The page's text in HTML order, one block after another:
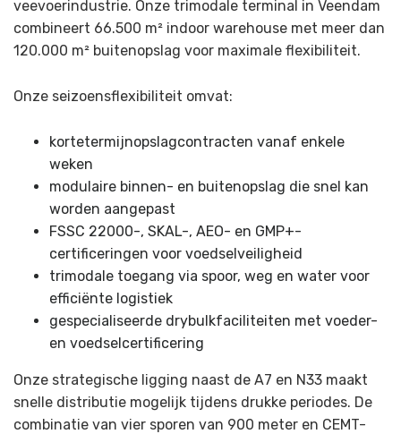
veevoerindustrie. Onze trimodale terminal in Veendam
combineert 66.500 m² indoor warehouse met meer dan
120.000 m² buitenopslag voor maximale flexibiliteit.
Onze seizoensflexibiliteit omvat:
kortetermijnopslagcontracten vanaf enkele
weken
modulaire binnen- en buitenopslag die snel kan
worden aangepast
FSSC 22000-, SKAL-, AEO- en GMP+-
certificeringen voor voedselveiligheid
trimodale toegang via spoor, weg en water voor
efficiënte logistiek
gespecialiseerde drybulkfaciliteiten met voeder-
en voedselcertificering
Onze strategische ligging naast de A7 en N33 maakt
snelle distributie mogelijk tijdens drukke periodes. De
combinatie van vier sporen van 900 meter en CEMT-